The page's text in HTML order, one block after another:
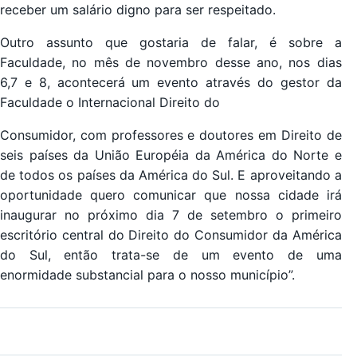
receber um salário digno para ser respeitado.
Outro assunto que gostaria de falar, é sobre a
Faculdade, no mês de novembro desse ano, nos dias
6,7 e 8, acontecerá um evento através do gestor da
Faculdade o Internacional Direito do
Consumidor, com professores e doutores em Direito de
seis países da União Européia da América do Norte e
de todos os países da América do Sul. E aproveitando a
oportunidade quero comunicar que nossa cidade irá
inaugurar no próximo dia 7 de setembro o primeiro
escritório central do Direito do Consumidor da América
do Sul, então trata-se de um evento de uma
enormidade substancial para o nosso município”.